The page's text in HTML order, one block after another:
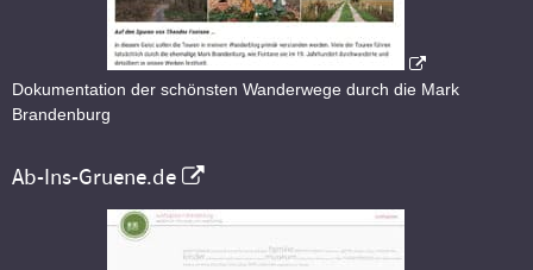
Dokumentation der schönsten Wanderwege durch die Mark
Brandenburg
Ab-Ins-Gruene.de